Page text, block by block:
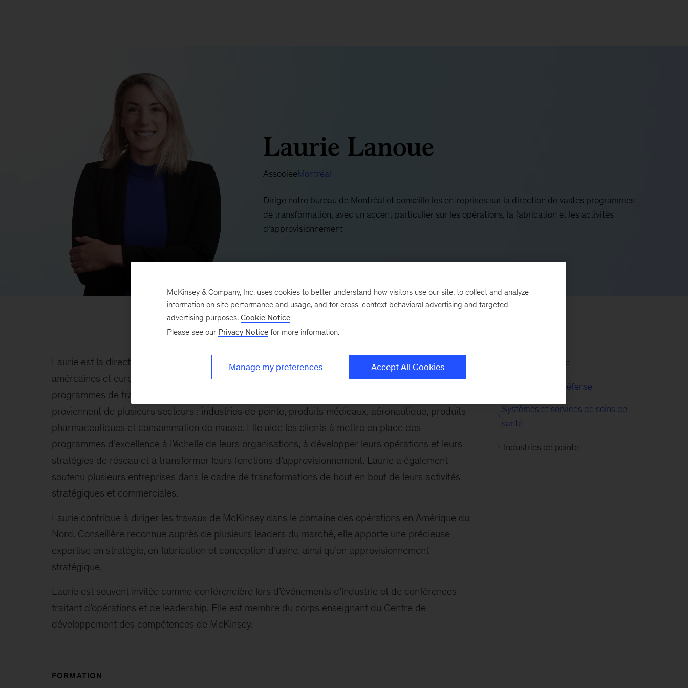
Laurie Lanoue
AssociéeMontréal
Dirige notre bureau de Montréal et conseille les entreprises sur la direction de vastes programmes
de transformation, avec un accent particulier sur les opérations, la fabrication et les activités
d’approvisionnement
Laurie est la directrice générale du bureau de Montréal, et elle conseille des sociétés nord-
amércaines et européennes de premier plan dans la conception et la mise en œuvre de
programmes de transformation majeurs, en particulier dans le domaine des opérations. Ses clients
proviennent de plusieurs secteurs : industries de pointe, produits médicaux, aéronautique, produits
pharmaceutiques et consommation de masse. Elle aide les clients à mettre en place des
programmes d’excellence à l’échelle de leurs organisations, à développer leurs opérations et leurs
stratégies de réseau et à transformer leurs fonctions d’approvisionnement. Laurie a également
soutenu plusieurs entreprises dans le cadre de transformations de bout en bout de leurs activités
stratégiques et commerciales.
Laurie contribue à diriger les travaux de McKinsey dans le domaine des opérations en Amérique du
Nord. Conseillère reconnue auprès de plusieurs leaders du marché, elle apporte une précieuse
expertise en stratégie, en fabrication et conception d’usine, ainsi qu’en approvisionnement
stratégique.
Laurie est souvent invitée comme conférencière lors d’événements d’industrie et de conférences
traitant d’opérations et de leadership. Elle est membre du corps enseignant du Centre de
développement des compétences de McKinsey.
Sciences de la vie
Aérospatiale et défense
Systèmes et services de soins de
santé
Industries de pointe
FORMATION
McKinsey & Company, Inc. uses cookies to better understand how visitors use our site, to collect and analyze
information on site performance and usage, and for cross-context behavioral advertising and targeted
advertising purposes. Cookie Notice
Please see our Privacy Notice for more information.
Manage my preferences Accept All Cookies